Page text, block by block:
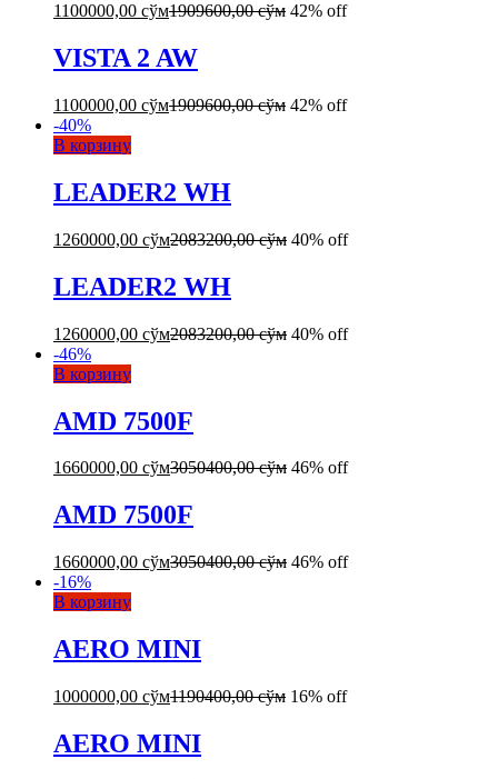
1100000,00 сўм1909600,00сўм 42% off
VISTA 2 AW
1100000,00 сўм1909600,00сўм 42% off
-40%
В корзину
LEADER2 WH
1260000,00 сўм2083200,00сўм 40% off
LEADER2 WH
1260000,00 сўм2083200,00сўм 40% off
-46%
В корзину
AMD 7500F
1660000,00 сўм3050400,00сўм 46% off
AMD 7500F
1660000,00 сўм3050400,00сўм 46% off
-16%
В корзину
AERO MINI
1000000,00 сўм1190400,00сўм 16% off
AERO MINI